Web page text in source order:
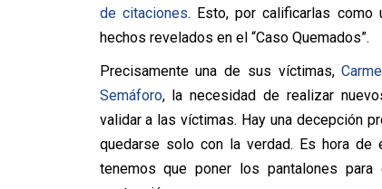
de citaciones. Esto, por calificarlas como
hechos revelados en el “Caso Quemados”.
Precisamente una de sus víctimas,
Semáforo, la necesidad de realizar
validar a las víctimas. Hay una decepción
quedarse solo con la verdad. Es hora
tenemos que poner los pantalones